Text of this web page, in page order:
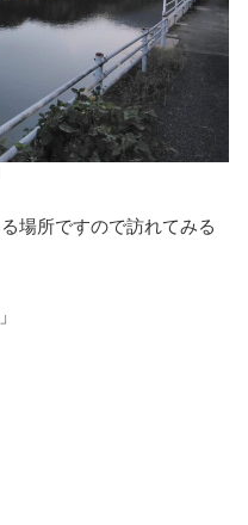
場所ですので訪れてみる